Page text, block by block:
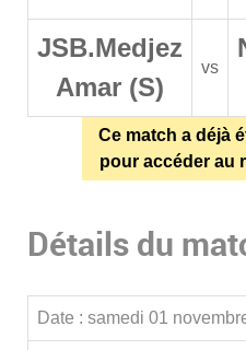
JSB.Medjez
Amar (S)
vs
Ce match a déjà
pour accéder au
Détails du
Date : samedi 01